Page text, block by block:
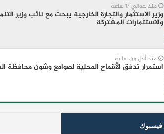
منذ حوالي 17 ساعة
وزير الاستثمار والتجارة الخارجية يبحث مع نائب وزير
والاستثمارات المشتركة
منذ أقل من ساعة
استمرار تدفق الأقماح المحلية لصوامع وشون محافظة
فيسبوك